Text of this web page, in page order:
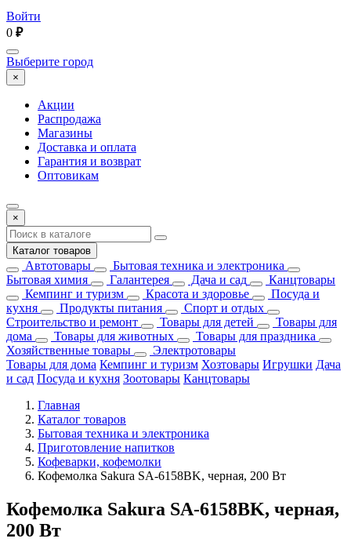
Войти
0 ₽
Выберите город
×
Акции
Распродажа
Магазины
Доставка и оплата
Гарантия и возврат
Оптовикам
×
Каталог товаров
Автотовары
Бытовая техника и электроника
Бытовая химия
Галантерея Дача и сад
Канцтовары
Кемпинг и туризм
Красота и здоровье
Посуда и
кухня
Продукты питания
Спорт и отдых
Строительство и ремонт
Товары для детей
Товары для
дома
Товары для животных
Товары для праздника
Хозяйственные товары
Электротовары
Товары для дома Кемпинг и туризм Хозтовары Игрушки Дача
и сад Посуда и кухня Зоотовары Канцтовары
Главная
Каталог товаров
Бытовая техника и электроника
Приготовление напитков
Кофеварки, кофемолки
Кофемолка Sakura SA-6158BK, черная, 200 Вт
Кофемолка Sakura SA-6158BK, черная,
200 Вт